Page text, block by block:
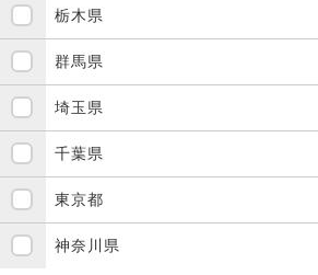
栃木県
群馬県
埼玉県
千葉県
東京都
神奈川県